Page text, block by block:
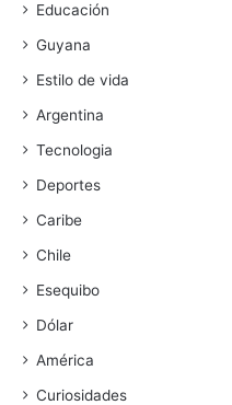
Educación
Guyana
Estilo de vida
Argentina
Tecnologia
Deportes
Caribe
Chile
Esequibo
Dólar
América
Curiosidades